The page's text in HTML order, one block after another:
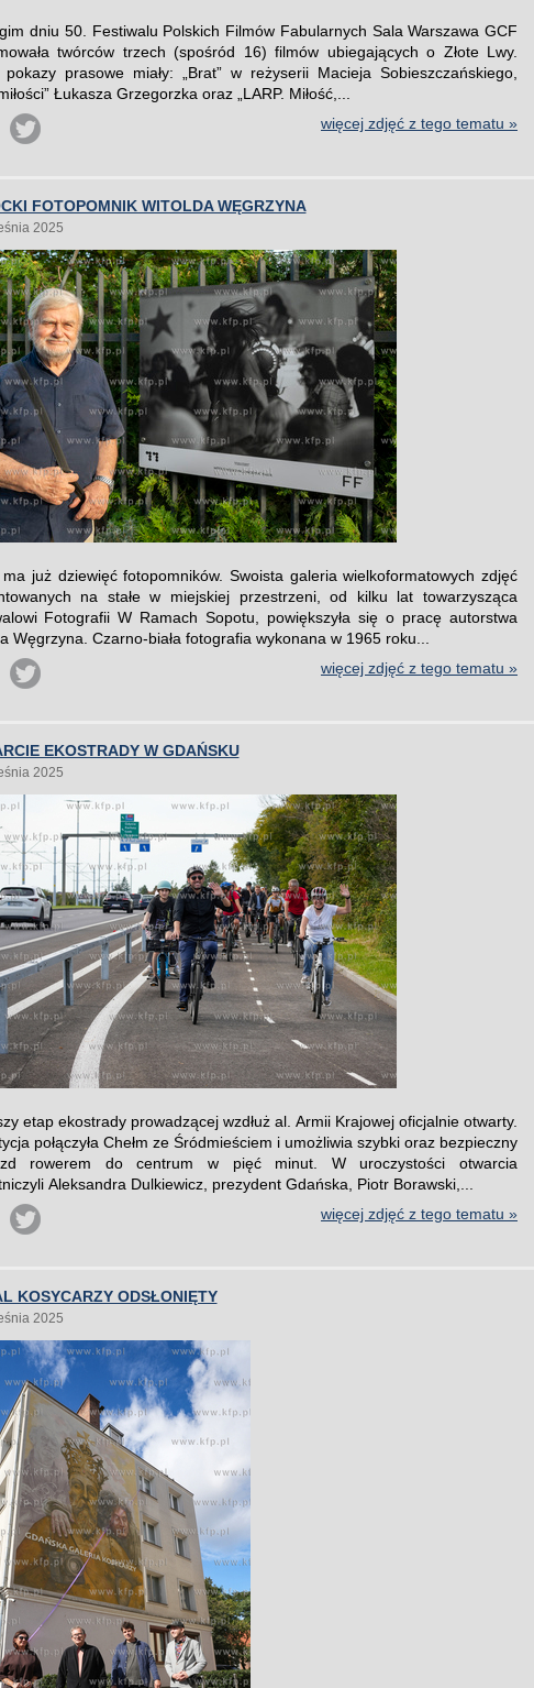
dniu 50. Festiwalu Polskich Filmów Fabularnych Sala Warszawa GCF
twórców trzech (spośród 16) filmów ubiegających o Złote Lwy.
pokazy prasowe miały: „Brat” w reżyserii Macieja Sobieszczańskiego,
Łukasza Grzegorzka oraz „LARP. Miłość,...
więcej zdjęć z tego tematu »
FOTOPOMNIK WITOLDA WĘGRZYNA
2025
już dziewięć fotopomników. Swoista galeria wielkoformatowych zdjęć
na stałe w miejskiej przestrzeni, od kilku lat towarzysząca
Fotografii W Ramach Sopotu, powiększyła się o pracę autorstwa
Węgrzyna. Czarno-biała fotografia wykonana w 1965 roku...
więcej zdjęć z tego tematu »
EKOSTRADY W GDAŃSKU
2025
etap ekostrady prowadzącej wzdłuż al. Armii Krajowej oficjalnie otwarty.
połączyła Chełm ze Śródmieściem i umożliwia szybki oraz bezpieczny
rowerem do centrum w pięć minut. W uroczystości otwarcia
Aleksandra Dulkiewicz, prezydent Gdańska, Piotr Borawski,...
więcej zdjęć z tego tematu »
KOSYCARZY ODSŁONIĘTY
2025